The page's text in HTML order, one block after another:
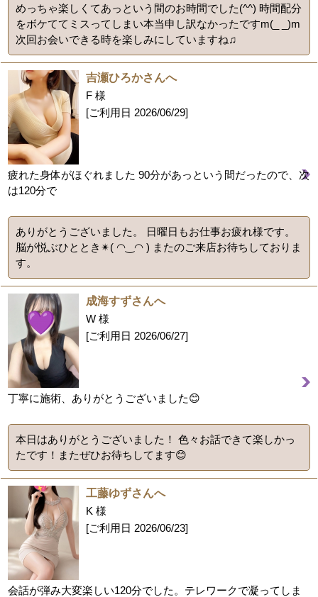
めっちゃ楽しくてあっという間のお時間でした(^^) 時間配分
をボケててミスってしまい本当申し訳なかったですm(_ _)m
次回お会いできる時を楽しみにしていますね♫
吉瀬ひろかさんへ
F 様
[ご利用日 2026/06/29]
疲れた身体がほぐれました 90分があっという間だったので、次
は120分で
ありがとうございました。 日曜日もお仕事お疲れ様です。
脳が悦ぶひととき✴︎( ◠‿◠ ) またのご来店お待ちしておりま
す。
成海すずさんへ
W 様
[ご利用日 2026/06/27]
丁寧に施術、ありがとうございました😊
本日はありがとうございました！ 色々お話できて楽しかっ
たです！またぜひお待ちしてます😊
工藤ゆずさんへ
K 様
[ご利用日 2026/06/23]
会話が弾み大変楽しい120分でした。テレワークで凝ってしま